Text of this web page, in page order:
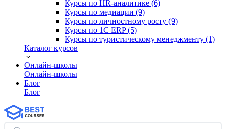
Курсы по HR-аналитике (6)
Курсы по медиации (9)
Курсы по личностному росту (9)
Курсы по 1С ERP (5)
Курсы по туристическому менеджменту (1)
Каталог курсов
Онлайн-школы
Онлайн-школы
Блог
Блог